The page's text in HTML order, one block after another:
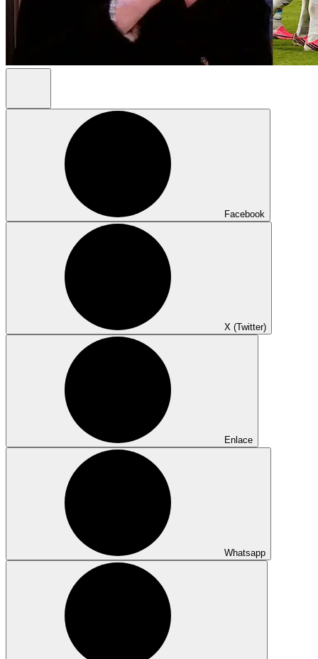
Facebook
X (Twitter)
Enlace
Whatsapp